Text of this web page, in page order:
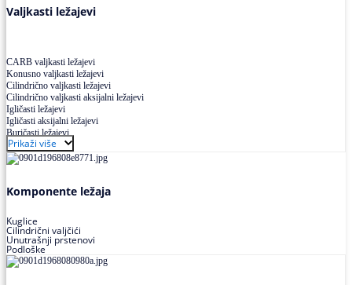
Valjkasti ležajevi
CARB valjkasti ležajevi
Konusno valjkasti ležajevi
Cilindrično valjkasti ležajevi
Cilindrično valjkasti aksijalni ležajevi
Igličasti ležajevi
Igličasti aksijalni ležajevi
Buričasti ležajevi
Buričasti zaptiveni ležajevi
Buričasti aksijalni ležajevi
Prikaži više
Komponente ležaja
Kuglice
Cilindrični valjčići
Unutrašnji prstenovi
Podloške